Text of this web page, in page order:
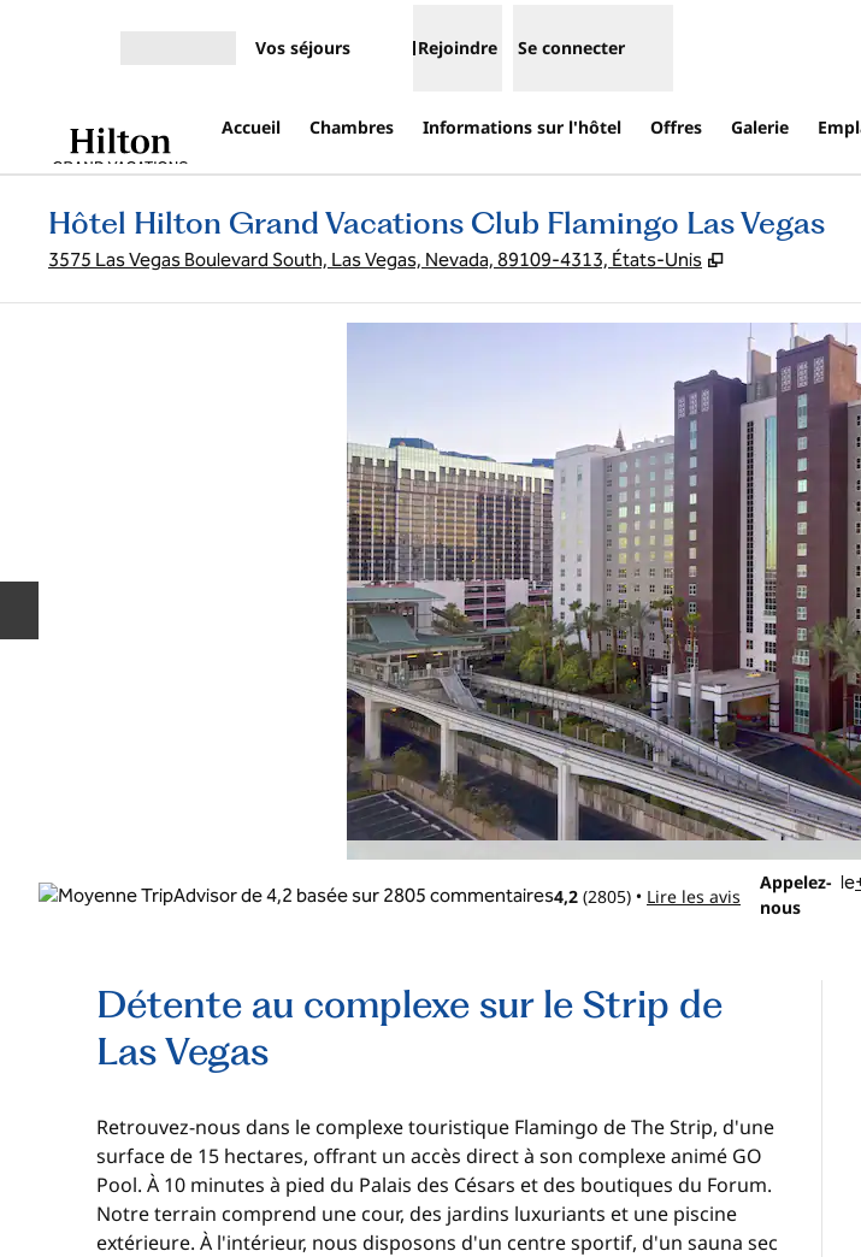
Vos séjours Rejoindre Se connecter
Accueil Chambres Informations sur l'hôtel Offres Galerie
Hôtel Hilton Grand Vacations Club Flamingo Las Vegas
3575 Las Vegas Boulevard South, Las Vegas, Nevada, 89109-4313, États-Unis ,
4,2 (2805) • Lire les avis
Appelez-
nous
Appelez le
Détente au complexe sur le Strip de
Las Vegas
Retrouvez-nous dans le complexe touristique Flamingo de The Strip, d'une
surface de 15 hectares, offrant un accès direct à son complexe animé GO
Pool. À 10 minutes à pied du Palais des Césars et des boutiques du Forum.
Notre terrain comprend une cour, des jardins luxuriants et une piscine
extérieure. À l'intérieur, nous disposons d'un centre sportif, d'un sauna sec